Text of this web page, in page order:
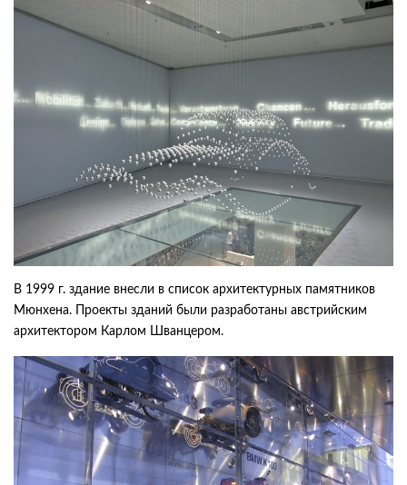
В 1999 г. здание внесли в список архитектурных памятников
Мюнхена. Проекты зданий были разработаны австрийским
архитектором Карлом Шванцером.